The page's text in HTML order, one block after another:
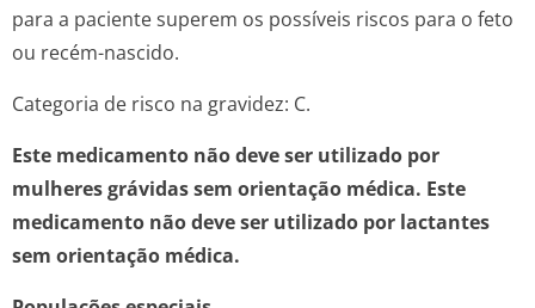
para a paciente superem os possíveis riscos para o feto
ou recém-nascido.
Categoria de risco na gravidez: C.
Este medicamento não deve ser utilizado por
mulheres grávidas sem orientação médica. Este
medicamento não deve ser utilizado por lactantes
sem orientação médica.